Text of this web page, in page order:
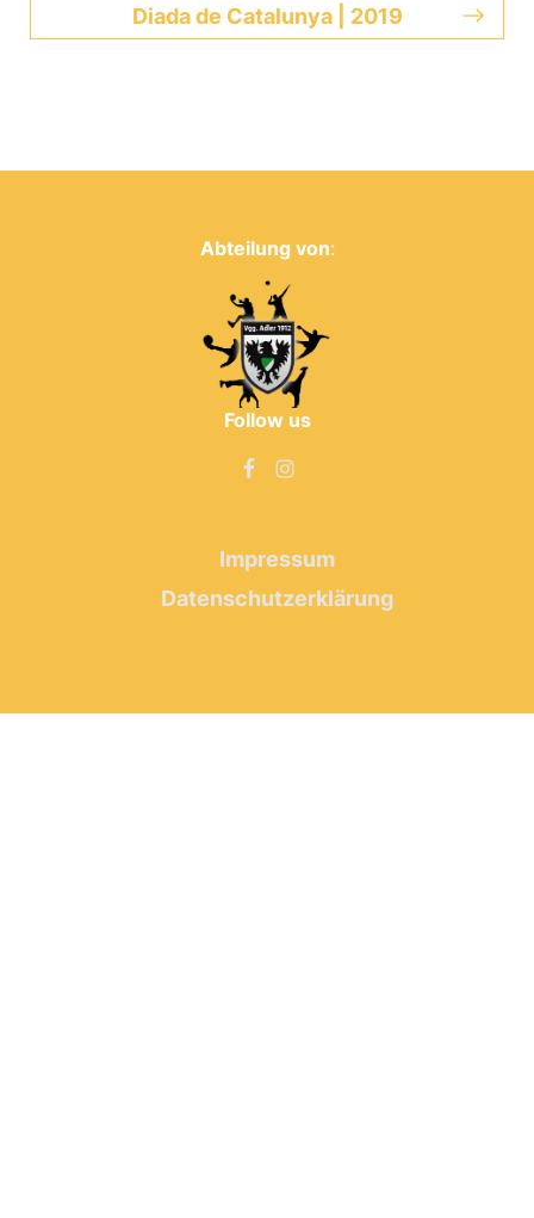
Diada de Catalunya | 2019
Abteilung von:
Follow us
Impressum
Datenschutzerklärung